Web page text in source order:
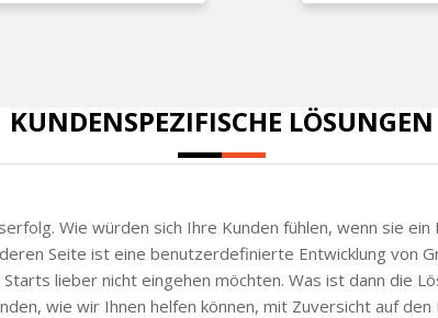
KUNDENSPEZIFISCHE LÖSUNGEN
Wie würden sich Ihre Kunden fühlen, wenn sie
Seite ist eine benutzerdefinierte Entwicklung von
lieber nicht eingehen möchten. Was ist dann die
wie wir Ihnen helfen können, mit Zuversicht auf den